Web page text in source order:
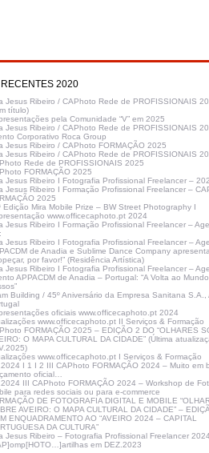
2020
Jesus Ribeiro / CAPhoto Rede de PROFISSIONAIS
título)
pela Comunidade “V” em 2025
Jesus Ribeiro / CAPhoto Rede de PROFISSIONAIS
Corporativo Roca Group
Jesus Ribeiro / CAPhoto FORMAÇÃO 2025
Jesus Ribeiro / CAPhoto Rede de PROFISSIONAIS
Rede de PROFISSIONAIS 2025
FORMAÇÃO 2025
Jesus Ribeiro I Fotografia Profissional Freelancer –
Jesus Ribeiro I Formação Profissional Freelancer –
2025
Edição Mira Mobile Prize – BW Street Photography I
www.officecaphoto.pt 2024
Jesus Ribeiro I Formação Profissional Freelancer –
Jesus Ribeiro I Fotografia Profissional Freelancer –
de Anadia e Sublime Dance Company
por favor!” (Residência Artística)
Jesus Ribeiro I Fotografia Profissional Freelancer –
APPACDM de Anadia – Portugal: “A Volta ao
Building / 45º Aniversário da Empresa Sanitana S.A.,
oficiais www.officecaphoto.pt 2024
www.officecaphoto.pt II Serviços & Formação
FORMAÇÃO 2025 – EDIÇÃO 2 DO “OLHARES
O MAPA CULTURAL DA CIDADE” (Última
www.officecaphoto.pt I Serviços & Formação
I 1 I 2 III CAPhoto FORMAÇÃO 2024 – Muito em
oficial…
III CAPhoto FORMAÇÃO 2024 – Workshop de
para redes sociais ou para e-commerce
DE FOTOGRAFIA DIGITAL E MOBILE
AVEIRO: O MAPA CULTURAL DA CIDADE” –
ENQUADRAMENTO AO “AVEIRO 2024 – CAPITAL
DA CULTURA”
Jesus Ribeiro – Fotografia Profissional Freelancer 2024
em DEZ.2023